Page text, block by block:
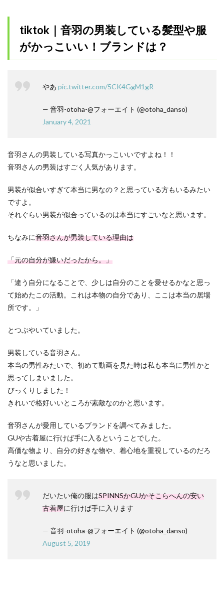
tiktok｜音羽の男装している髪型や服
がかっこいい！ブランドは？
やあ pic.twitter.com/5CK4GgM1gR
— 音羽-otoha-@フォーエイト (@otoha_danso)
January 4, 2021
音羽さんの男装している写真かっこいいですよね！！
音羽さんの男装はすごく人気があります。
男装が似合いすぎて本当に男なの？と思っている方もいるみたい
ですよ。
それぐらい男装が似合っているのは本当にすごいなと思います。
ちなみに音羽さんが男装している理由は
「元の自分が嫌いだったから。」
「違う自分になることで、少しは自分のことを愛せるかなと思っ
て始めたこの活動。これは本物の自分であり、ここは本当の居場
所です。」
とつぶやいていました。
男装している音羽さん。
本当の男性みたいで、初めて動画を見た時は私も本当に男性かと
思ってしまいました。
びっくりしました！
きれいで格好いいところが素敵なのかと思います。
音羽さんが愛用しているブランドを調べてみました。
GUや古着屋に行けば手に入るということでした。
高価な物より、自分の好きな物や、着心地を重視しているのだろ
うなと思いました。
だいたい俺の服はSPINNSかGUかそこらへんの安い
古着屋に行けば手に入ります
— 音羽-otoha-@フォーエイト (@otoha_danso)
August 5, 2019